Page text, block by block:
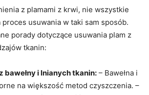
z plamami z krwi, nie wszystkie
usuwania w taki sam sposób.
porady dotyczące usuwania plam z
tkanin:
bawełny i lnianych tkanin: – Bawełna i
na większość metod czyszczenia. –